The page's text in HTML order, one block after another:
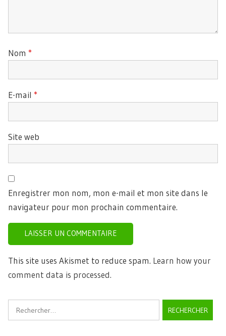
Nom *
E-mail *
Site web
Enregistrer mon nom, mon e-mail et mon site dans le
navigateur pour mon prochain commentaire.
This site uses Akismet to reduce spam. Learn how your
comment data is processed.
Rechercher :